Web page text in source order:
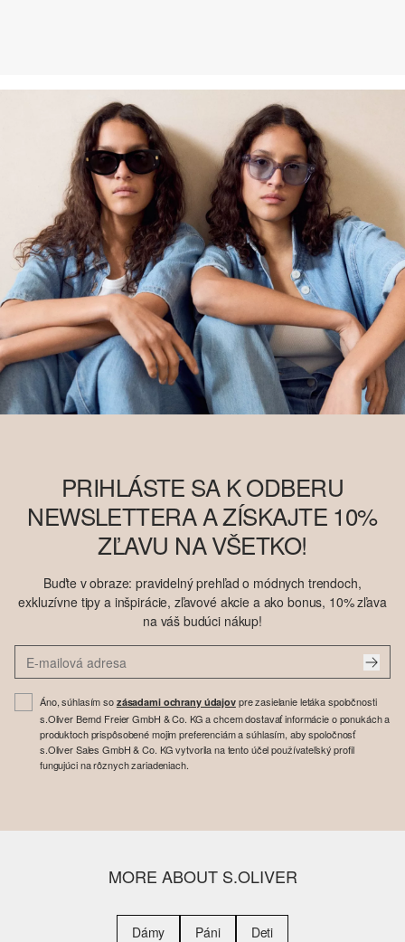
PRIHLÁSTE SA K ODBERU
NEWSLETTERA A ZÍSKAJTE 10%
ZĽAVU NA VŠETKO!
Buďte v obraze: pravidelný prehľad o módnych trendoch,
exkluzívne tipy a inšpirácie, zľavové akcie a ako bonus, 10% zľava
na váš budúci nákup!
Áno, súhlasím so zásadami ochrany údajovpre zasielanie letáka spoločnosti
s.Oliver Bernd Freier GmbH & Co. KG a chcem dostavať informácie o ponukách a
produktoch prispôsobené mojim preferenciám a súhlasím, aby spoločnosť
s.Oliver Sales GmbH & Co. KG vytvorila na tento účel používateľský profil
fungujúci na rôznych zariadeniach.
MORE ABOUT S.OLIVER
Dámy Páni Deti